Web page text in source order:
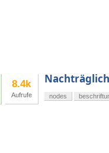
8.4k
Aufrufe nodes